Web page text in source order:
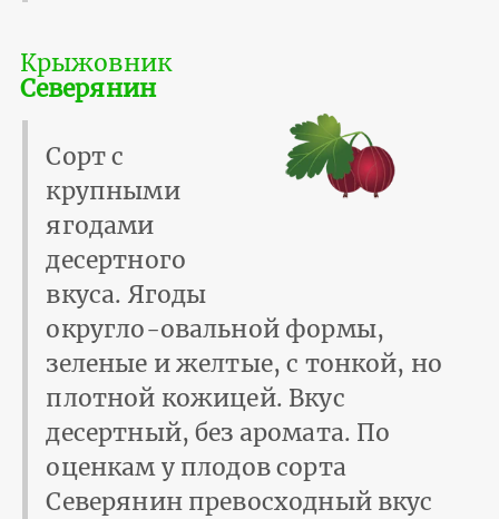
Крыжовник
Северянин
Сорт с
крупными
ягодами
десертного
вкуса. Ягоды
округло-овальной формы,
зеленые и желтые, с тонкой, но
плотной кожицей. Вкус
десертный, без аромата. По
оценкам у плодов сорта
Северянин превосходный вкус